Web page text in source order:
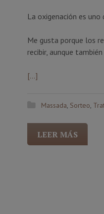
La oxigenación es
Me gusta porque los
recibir, aunque
[…]
Massada, Sorteo,
LEER MÁS